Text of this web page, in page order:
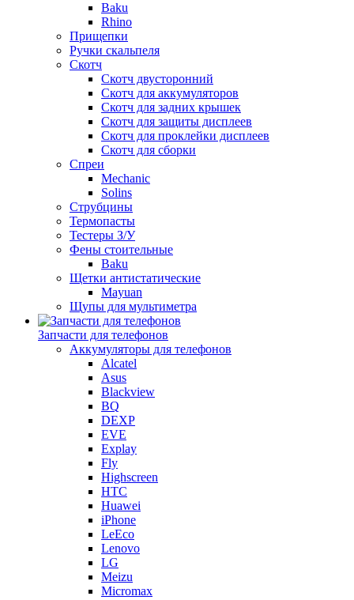
Baku
Rhino
Прищепки
Ручки скальпеля
Скотч
Скотч двусторонний
Скотч для аккумуляторов
Скотч для задних крышек
Скотч для защиты дисплеев
Скотч для проклейки дисплеев
Скотч для сборки
Спреи
Mechanic
Solins
Струбцины
Термопасты
Тестеры З/У
Фены стоительные
Baku
Щетки антистатические
Mayuan
Щупы для мультиметра
Запчасти для телефонов
Аккумуляторы для телефонов
Alcatel
Asus
Blackview
BQ
DEXP
EVE
Explay
Fly
Highscreen
HTC
Huawei
iPhone
LeEco
Lenovo
LG
Meizu
Micromax